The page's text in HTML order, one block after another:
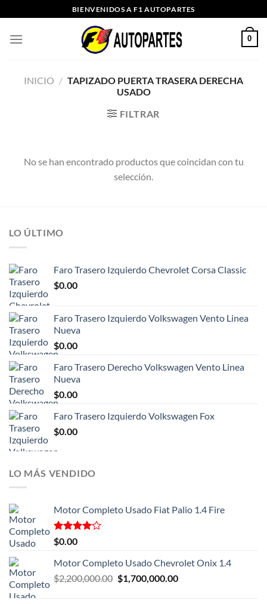
al
contenido
BIENVENIDOS A F1 AUTOPARTES
0
INICIO / TAPIZADO PUERTA TRASERA DERECHA
USADO
FILTRAR
No se han encontrado productos que coincidan con tu
selección.
LO ÚLTIMO
Faro Trasero Izquierdo Chevrolet Corsa Classic
$0.00
Faro Trasero Izquierdo Volkswagen Vento Linea
Nueva
$0.00
Faro Trasero Derecho Volkswagen Vento Linea
Nueva
$0.00
Faro Trasero Izquierdo Volkswagen Fox
$0.00
LO MÁS VENDIDO
Motor Completo Usado Fiat Palio 1.4 Fire
Valorado
con
de 5
$0.00
Motor Completo Usado Chevrolet Onix 1.4
$2,200,000.00 El
$1,700,000.00El